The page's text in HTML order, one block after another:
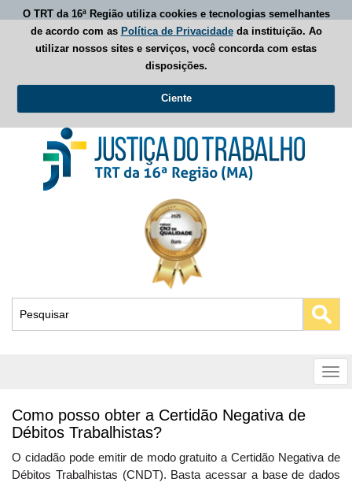
O TRT da 16ª Região utiliza cookies e tecnologias semelhantes
de acordo com as Política de Privacidadeda instituição. Ao
utilizar nossos sites e serviços, você concorda com estas
disposições.
Ciente
Como posso obter a Certidão Negativa de
Débitos Trabalhistas?
O cidadão pode emitir de modo gratuito a Certidão Negativa de
Débitos Trabalhistas (CNDT). Basta acessar a base de dados